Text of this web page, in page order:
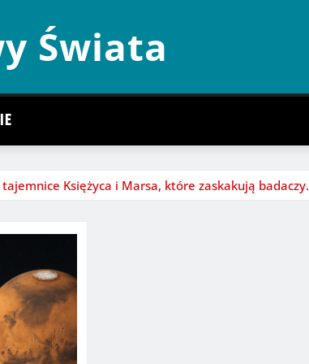
Świata
Księżyca i Marsa, które zaskakują badaczy.